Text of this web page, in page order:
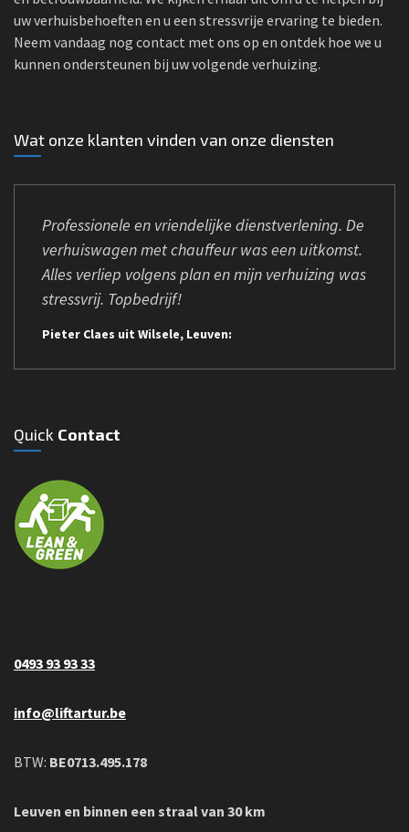
uw verhuisbehoeften en u een stressvrije ervaring te bieden.
Neem vandaag nog contact met ons op en ontdek hoe we u
kunnen ondersteunen bij uw volgende verhuizing.
Wat onze klanten vinden van onze diensten
Professionele en vriendelijke dienstverlening. De
verhuiswagen met chauffeur was een uitkomst.
Alles verliep volgens plan en mijn verhuizing was
stressvrij. Topbedrijf!
Pieter Claes uit Wilsele, Leuven:
Quick Contact
0493 93 93 33
info@liftartur.be
BTW: BE0713.495.178
Leuven en binnen een straal van 30 km